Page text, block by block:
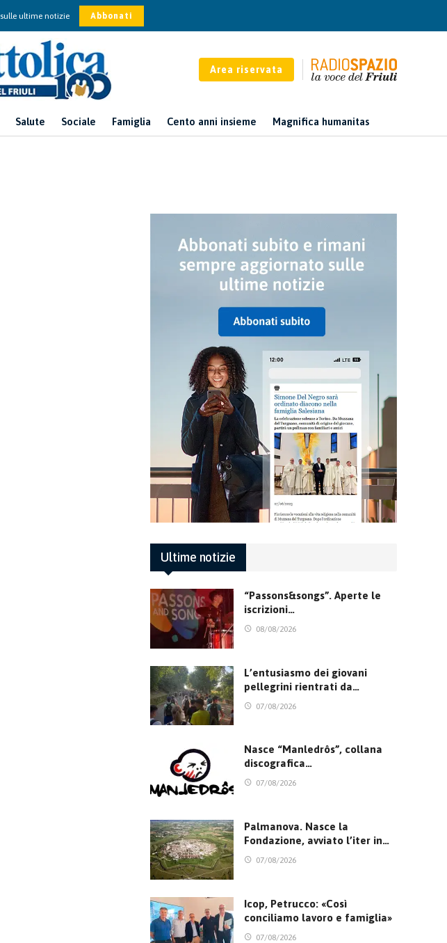
ultime notizie Abbonati
Area riservata
Salute Sociale Famiglia Cento anni insieme Magnifica humanitas
Ultime notizie
“Passons&songs”. Aperte le
iscrizioni…
08/08/2026
L’entusiasmo dei giovani
pellegrini rientrati da…
07/08/2026
Nasce “Manledrôs”, collana
discografica…
07/08/2026
Palmanova. Nasce la
Fondazione, avviato l’iter in…
07/08/2026
Icop, Petrucco: «Così
conciliamo lavoro e famiglia»
07/08/2026